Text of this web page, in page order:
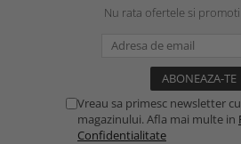
Nu rata ofertele si
Vreau sa primesc newsletter
magazinului. Afla mai multe in
Confidentialitate